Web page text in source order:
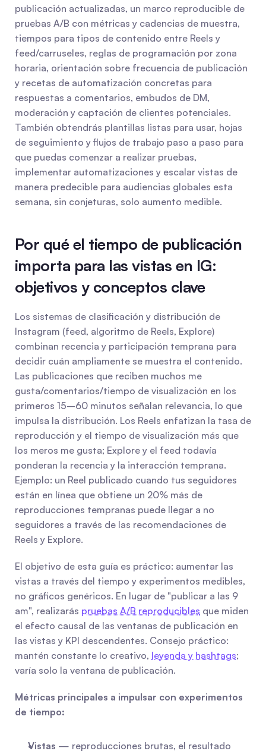
publicación actualizadas, un marco reproducible de
pruebas A/B con métricas y cadencias de muestra,
tiempos para tipos de contenido entre Reels y
feed/carruseles, reglas de programación por zona
horaria, orientación sobre frecuencia de publicación
y recetas de automatización concretas para
respuestas a comentarios, embudos de DM,
moderación y captación de clientes potenciales.
También obtendrás plantillas listas para usar, hojas
de seguimiento y flujos de trabajo paso a paso para
que puedas comenzar a realizar pruebas,
implementar automatizaciones y escalar vistas de
manera predecible para audiencias globales esta
semana, sin conjeturas, solo aumento medible.
Por qué el tiempo de publicación
importa para las vistas en IG:
objetivos y conceptos clave
Los sistemas de clasificación y distribución de
Instagram (feed, algoritmo de Reels, Explore)
combinan recencia y participación temprana para
decidir cuán ampliamente se muestra el contenido.
Las publicaciones que reciben muchos me
gusta/comentarios/tiempo de visualización en los
primeros 15–60 minutos señalan relevancia, lo que
impulsa la distribución. Los Reels enfatizan la tasa de
reproducción y el tiempo de visualización más que
los meros me gusta; Explore y el feed todavía
ponderan la recencia y la interacción temprana.
Ejemplo: un Reel publicado cuando tus seguidores
están en línea que obtiene un 20% más de
reproducciones tempranas puede llegar a no
seguidores a través de las recomendaciones de
Reels y Explore.
El objetivo de esta guía es práctico: aumentar las
vistas a través del tiempo y experimentos medibles,
no gráficos genéricos. En lugar de "publicar a las 9
am", realizarás pruebas A/B reproducibles que miden
el efecto causal de las ventanas de publicación en
las vistas y KPI descendentes. Consejo práctico:
mantén constante lo creativo, leyenda y hashtags;
varía solo la ventana de publicación.
Métricas principales a impulsar con experimentos
de tiempo:
Vistas — reproducciones brutas, el resultado